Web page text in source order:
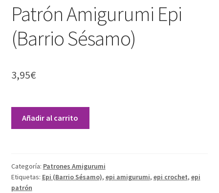
Patrón Amigurumi Epi
(Barrio Sésamo)
3,95€
Sésamo)
cantidad
Añadir al carrito
t
e
r
Categoría: Patrones Amigurumi
Etiquetas: Epi (Barrio Sésamo), epi amigurumi, epi crochet, epi
patrón